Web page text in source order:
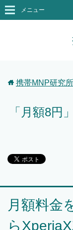
メニュー
携帯MNP研究所
「月額8円
月額料金
ら